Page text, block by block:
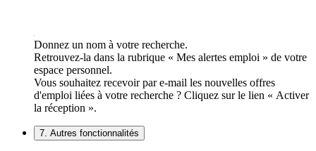
Donnez un nom à votre recherche.
Retrouvez-la dans la rubrique « Mes alertes emploi » de votre
espace personnel.
Vous souhaitez recevoir par e-mail les nouvelles offres
d'emploi liées à votre recherche ? Cliquez sur le lien « Activer
la réception ».
7. Autres fonctionnalités